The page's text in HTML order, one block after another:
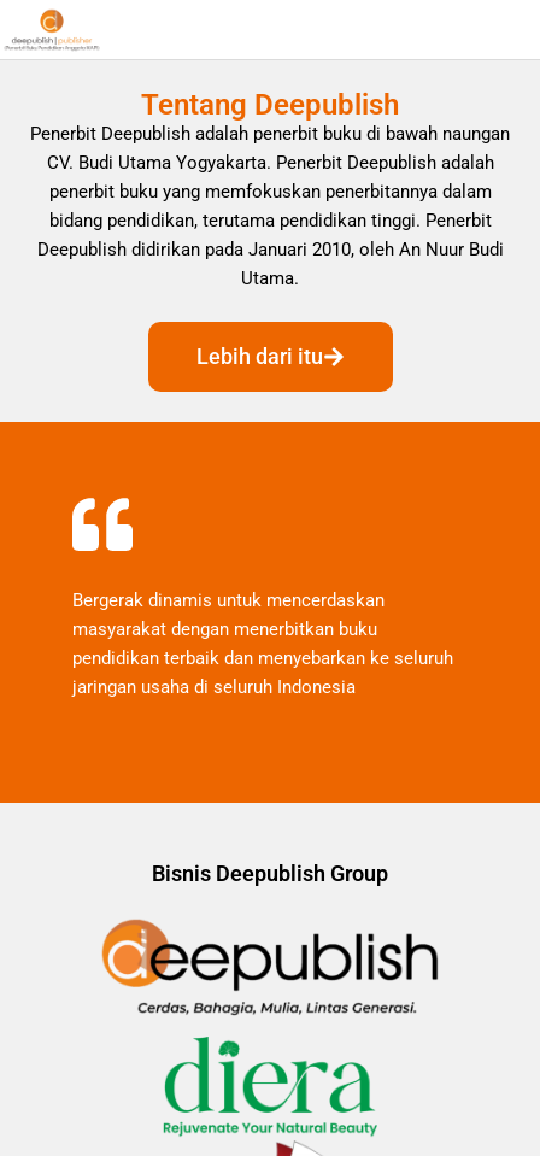
Tentang Deepublish
Penerbit Deepublish adalah penerbit buku di bawah naungan
CV. Budi Utama Yogyakarta. Penerbit Deepublish adalah
penerbit buku yang memfokuskan penerbitannya dalam
bidang pendidikan, terutama pendidikan tinggi. Penerbit
Deepublish didirikan pada Januari 2010, oleh An Nuur Budi
Utama.
Lebih dari itu
Bergerak dinamis untuk mencerdaskan
masyarakat dengan menerbitkan buku
pendidikan terbaik dan menyebarkan ke seluruh
jaringan usaha di seluruh Indonesia
Bisnis Deepublish Group